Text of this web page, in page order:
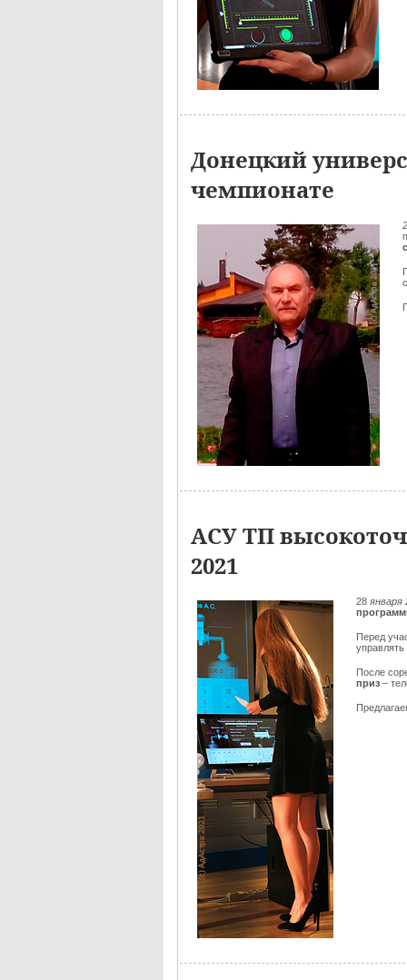
Донецкий
чемпионате
АСУ ТП
2021
28 января
Перед
После
приз –